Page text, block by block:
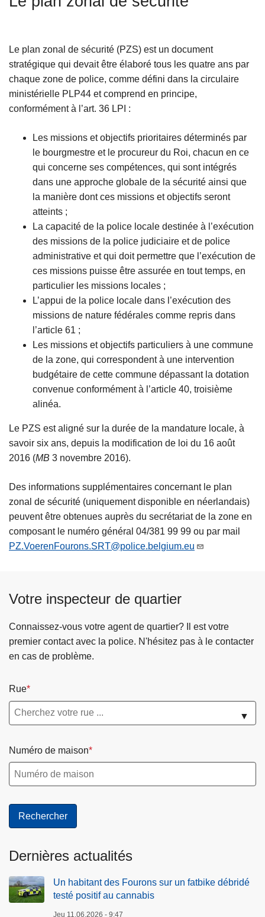
Le plan zonal de sécurité (PZS) est un document
stratégique qui devait être élaboré tous les quatre ans par
chaque zone de police, comme défini dans la circulaire
ministérielle PLP44 et comprend en principe,
conformément à l’art. 36 LPI :
Les missions et objectifs prioritaires déterminés par
le bourgmestre et le procureur du Roi, chacun en ce
qui concerne ses compétences, qui sont intégrés
dans une approche globale de la sécurité ainsi que
la manière dont ces missions et objectifs seront
atteints ;
La capacité de la police locale destinée à l’exécution
des missions de la police judiciaire et de police
administrative et qui doit permettre que l’exécution de
ces missions puisse être assurée en tout temps, en
particulier les missions locales ;
L’appui de la police locale dans l’exécution des
missions de nature fédérales comme repris dans
l’article 61 ;
Les missions et objectifs particuliers à une commune
de la zone, qui correspondent à une intervention
budgétaire de cette commune dépassant la dotation
convenue conformément à l’article 40, troisième
alinéa.
Le PZS est aligné sur la durée de la mandature locale, à
savoir six ans, depuis la modification de loi du 16 août
2016 (MB 3 novembre 2016).
Des informations supplémentaires concernant le plan
zonal de sécurité (uniquement disponible en néerlandais)
peuvent être obtenues auprès du secrétariat de la zone en
composant le numéro général 04/381 99 99 ou par mail
PZ.VoerenFourons.SRT@police.belgium.eu
Votre inspecteur de quartier
Connaissez-vous votre agent de quartier? Il est votre
premier contact avec la police. N'hésitez pas à le contacter
en cas de problème.
Rue
▼
Numéro de maison
Dernières actualités
Un habitant des Fourons sur un fatbike débridé
testé positif au cannabis
Jeu 11.06.2026 - 9:47